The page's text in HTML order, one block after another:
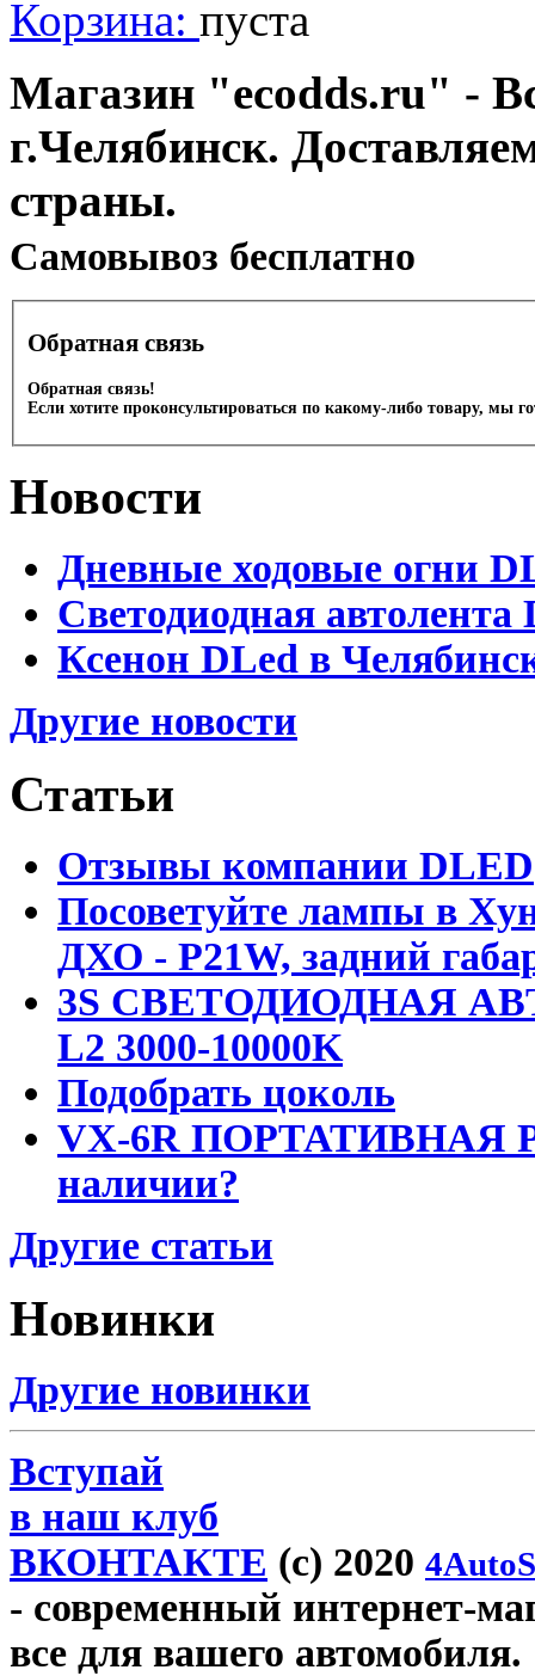
Корзина: пуста
Магазин "ecodds.ru" -
г.Челябинск.
страны.
Cамовывоз бесплатно
Обратная связь
Обратная связь!
Если хотите проконсультироваться по какому-либо товару, мы
Новости
Дневные ходовые огни
Светодиодная
Ксенон DLed в
Другие новости
Статьи
Отзывы компании DLED
Посоветуйте лампы в
ДХО - P21W, задний
3S СВЕТОДИОДНАЯ
L2 3000-10000K
Подобрать цоколь
VX-6R ПОРТАТИВНАЯ
наличии?
Другие статьи
Новинки
Другие новинки
Вступай
в наш клуб
ВКОНТАКТЕ (c) 2020
- современный интернет-
все для вашего автомобиля.